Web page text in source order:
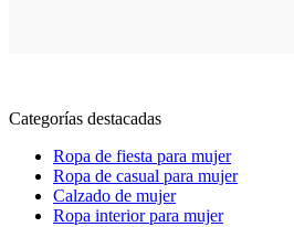
Categorías destacadas
Ropa de fiesta para mujer
Ropa de casual para mujer
Calzado de mujer
Ropa interior para mujer